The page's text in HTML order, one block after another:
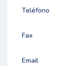
Teléfono
Fax
Email